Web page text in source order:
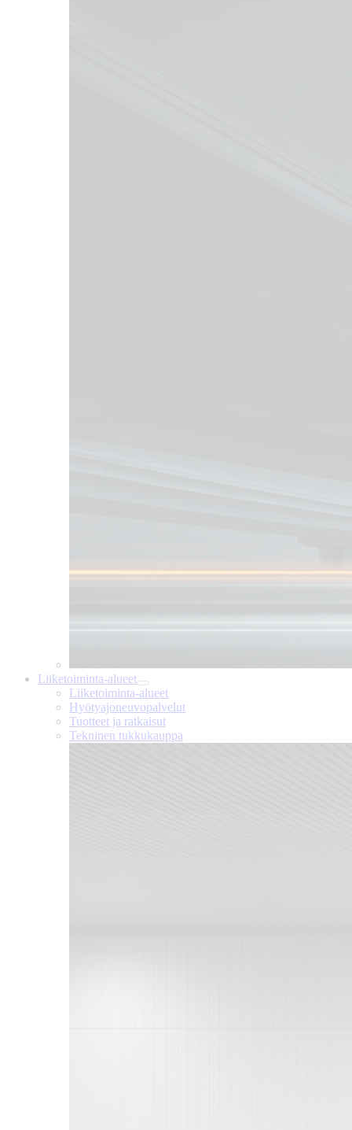
Liiketoiminta-alueet
Liiketoiminta-alueet
Hyötyajoneuvopalvelut
Tuotteet ja ratkaisut
Tekninen tukkukauppa